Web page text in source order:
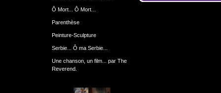
Ô Mort... Ô Mort...
Parenthèse
Peinture-Sculpture
Serbie... Ô ma Serbie...
Une chanson, un film... par The
Reverend.